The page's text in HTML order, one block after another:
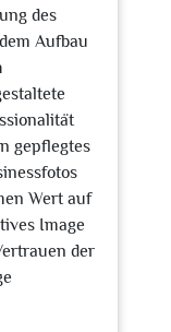
des
Aufbau
gepflegtes
Wert auf
Image
der